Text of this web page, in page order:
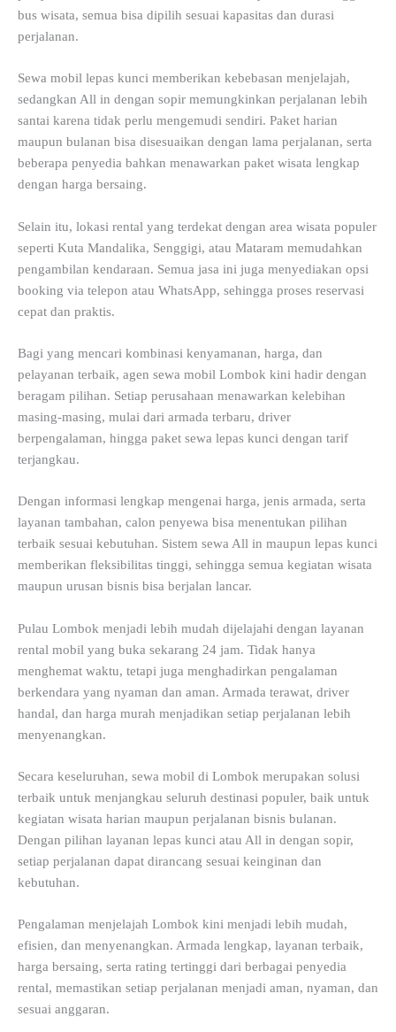
bus wisata, semua bisa dipilih sesuai kapasitas dan durasi
perjalanan.
Sewa mobil lepas kunci memberikan kebebasan menjelajah,
sedangkan All in dengan sopir memungkinkan perjalanan lebih
santai karena tidak perlu mengemudi sendiri. Paket harian
maupun bulanan bisa disesuaikan dengan lama perjalanan, serta
beberapa penyedia bahkan menawarkan paket wisata lengkap
dengan harga bersaing.
Selain itu, lokasi rental yang terdekat dengan area wisata populer
seperti Kuta Mandalika, Senggigi, atau Mataram memudahkan
pengambilan kendaraan. Semua jasa ini juga menyediakan opsi
booking via telepon atau WhatsApp, sehingga proses reservasi
cepat dan praktis.
Bagi yang mencari kombinasi kenyamanan, harga, dan
pelayanan terbaik, agen sewa mobil Lombok kini hadir dengan
beragam pilihan. Setiap perusahaan menawarkan kelebihan
masing-masing, mulai dari armada terbaru, driver
berpengalaman, hingga paket sewa lepas kunci dengan tarif
terjangkau.
Dengan informasi lengkap mengenai harga, jenis armada, serta
layanan tambahan, calon penyewa bisa menentukan pilihan
terbaik sesuai kebutuhan. Sistem sewa All in maupun lepas kunci
memberikan fleksibilitas tinggi, sehingga semua kegiatan wisata
maupun urusan bisnis bisa berjalan lancar.
Pulau Lombok menjadi lebih mudah dijelajahi dengan layanan
rental mobil yang buka sekarang 24 jam. Tidak hanya
menghemat waktu, tetapi juga menghadirkan pengalaman
berkendara yang nyaman dan aman. Armada terawat, driver
handal, dan harga murah menjadikan setiap perjalanan lebih
menyenangkan.
Secara keseluruhan, sewa mobil di Lombok merupakan solusi
terbaik untuk menjangkau seluruh destinasi populer, baik untuk
kegiatan wisata harian maupun perjalanan bisnis bulanan.
Dengan pilihan layanan lepas kunci atau All in dengan sopir,
setiap perjalanan dapat dirancang sesuai keinginan dan
kebutuhan.
Pengalaman menjelajah Lombok kini menjadi lebih mudah,
efisien, dan menyenangkan. Armada lengkap, layanan terbaik,
harga bersaing, serta rating tertinggi dari berbagai penyedia
rental, memastikan setiap perjalanan menjadi aman, nyaman, dan
sesuai anggaran.